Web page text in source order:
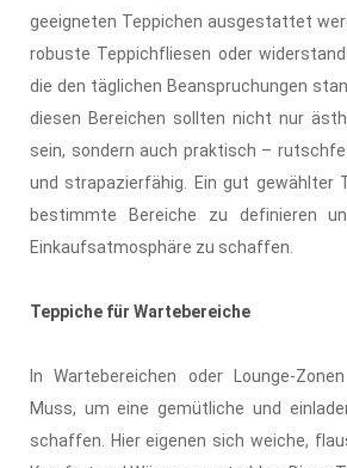
geeigneten Teppichen ausgestattet
robuste Teppichfliesen oder
die den täglichen Beanspruchungen
diesen Bereichen sollten nicht nur
sein, sondern auch praktisch –
und strapazierfähig. Ein gut gewählter
bestimmte Bereiche zu definieren
Einkaufsatmosphäre zu schaffen.
Teppiche für Wartebereiche
In Wartebereichen oder Lounge-
Muss, um eine gemütliche und
schaffen. Hier eigenen sich weiche,